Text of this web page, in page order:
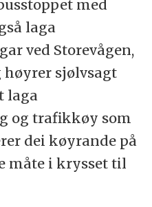
med
laga
ved Storevågen,
sjølvsagt
laga
og trafikkøy som
dei køyrande på
måte i krysset til